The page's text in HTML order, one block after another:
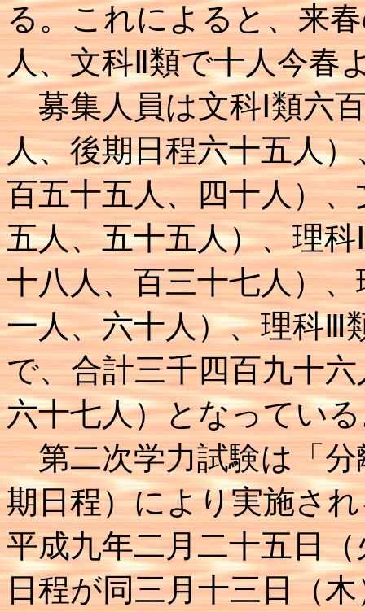
る。これによると、来
人、文科Ⅱ類で十人今春
募集人員は文科Ⅰ類六
人、後期日程六十五人
百五十五人、四十人）
五人、五十五人）、理
十八人、百三十七人）
一人、六十人）、理科Ⅲ
で、合計三千四百九十
六十七人）となってい
第二次学力試験は「分
期日程）により実施さ
平成九年二月二十五日
日程が同三月十三日（